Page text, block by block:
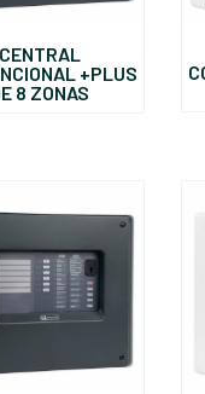
CENTRAL
+PLUS
8 ZONAS